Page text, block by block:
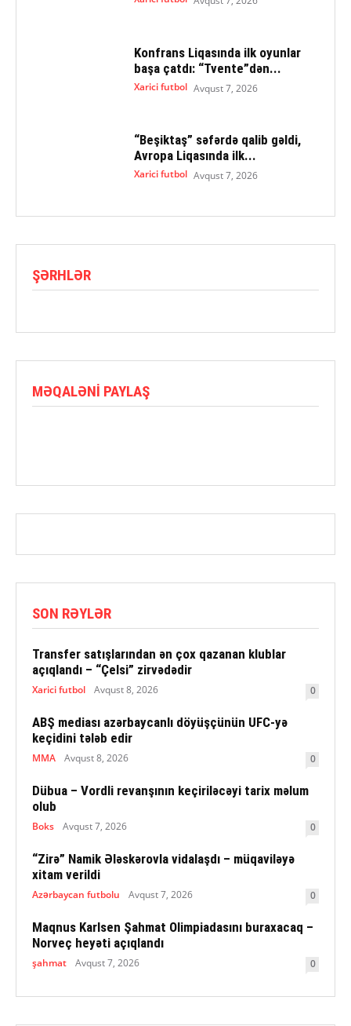
Konfrans Liqasında ilk oyunlar
başa çatdı: “Tvente”dən...
Xarici futbol Avqust 7, 2026
“Beşiktaş” səfərdə qalib gəldi,
Avropa Liqasında ilk...
Xarici futbol Avqust 7, 2026
ŞƏRHLƏR
MƏQALƏNI PAYLAŞ
SON RƏYLƏR
Transfer satışlarından ən çox qazanan klublar
açıqlandı – “Çelsi” zirvədədir
Xarici futbol Avqust 8, 2026 0
ABŞ mediası azərbaycanlı döyüşçünün UFC-yə
keçidini tələb edir
MMA Avqust 8, 2026 0
Dübua – Vordli revanşının keçiriləcəyi tarix məlum
olub
Boks Avqust 7, 2026 0
“Zirə” Namik Ələskərovla vidalaşdı – müqaviləyə
xitam verildi
Azərbaycan futbolu Avqust 7, 2026 0
Maqnus Karlsen Şahmat Olimpiadasını buraxacaq –
Norveç heyəti açıqlandı
şahmat Avqust 7, 2026 0